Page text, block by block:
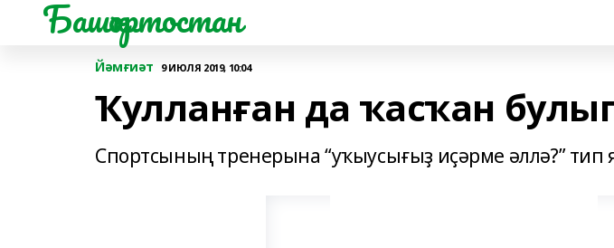
Башҡортостан
Йәмғиәт 9 ИЮЛЯ 2019, 10:04
Ҡулланған да ҡасҡан
Спортсының тренерына “уҡыусығыҙ иҫәрме әллә?” тип